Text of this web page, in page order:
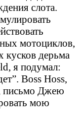
слота.
мотоциклов,
кусков дерьма
я подумал:
Boss Hoss,
письмо Джею
мою